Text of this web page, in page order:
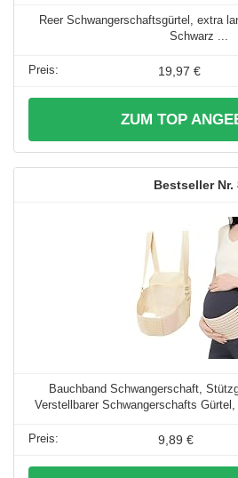
Reer Schwangerschaftsgürtel, extra
Schwarz ...
19,97 €
ZUM TOP
Bauchband Schwangerschaft,
Verstellbarer Schwangerschafts Gürtel,
9,89 €